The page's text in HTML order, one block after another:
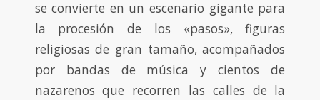
se convierte en un escenario gigante para
la procesión de los «pasos», figuras
religiosas de gran tamaño, acompañados
por bandas de música y cientos de
nazarenos que recorren las calles de la